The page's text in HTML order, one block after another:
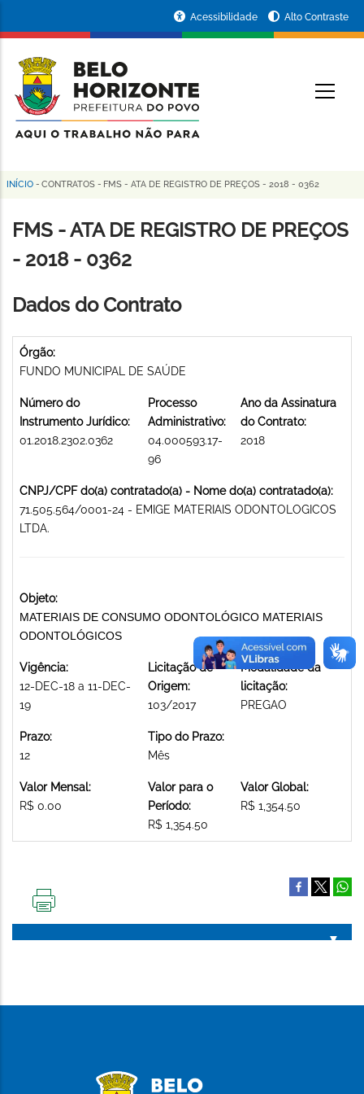
conteúdo
principal
da
Prefeitura
de
Horizonte
Acessibilidade Alto Contraste
Trilha
de
navegação
INÍCIO - CONTRATOS - FMS - ATA DE REGISTRO DE PREÇOS - 2018 - 0362
FMS - ATA DE REGISTRO DE PREÇOS
- 2018 - 0362
Dados do Contrato
Órgão:
FUNDO MUNICIPAL DE SAÚDE
Número do
Instrumento Jurídico:
01.2018.2302.0362
Processo
Administrativo:
04.000593.17-
96
Ano da Assinatura
do Contrato:
2018
CNPJ/CPF do(a) contratado(a) - Nome do(a) contratado(a):
71.505.564/0001-24 - EMIGE MATERIAIS ODONTOLOGICOS
LTDA.
Objeto:
MATERIAIS DE CONSUMO ODONTOLÓGICO MATERIAIS
ODONTOLÓGICOS
Vigência:
12-DEC-18 a 11-DEC-
19
Licitação de
Origem:
103/2017
Modalidade da
licitação:
PREGAO
Prazo:
12
Tipo do Prazo:
Mês
Valor Mensal:
R$ 0.00
Valor para o
Período:
R$ 1,354.50
Valor Global:
R$ 1,354.50
PÁGINA